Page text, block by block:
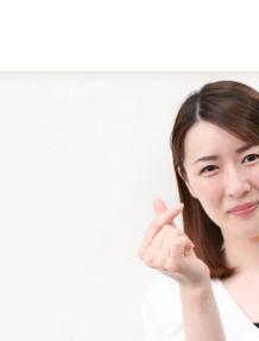
舗トータルビューティーサ